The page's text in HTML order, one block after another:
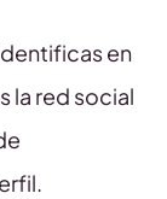
en
la red social